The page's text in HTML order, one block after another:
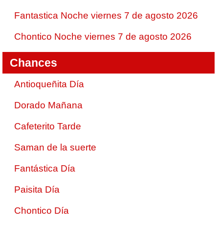
Fantastica Noche viernes 7 de agosto 2026
Chontico Noche viernes 7 de agosto 2026
Chances
Antioqueñita Día
Dorado Mañana
Cafeterito Tarde
Saman de la suerte
Fantástica Día
Paisita Día
Chontico Día